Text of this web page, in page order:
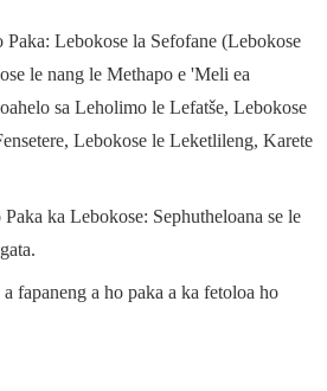
Paka: Lebokose la Sefofane (Lebokose
le nang le Methapo e 'Meli ea
sa Leholimo le Lefatše, Lebokose
Lebokose le Leketlileng, Karete
ka Lebokose: Sephutheloana se le
fapaneng a ho paka a ka fetoloa ho